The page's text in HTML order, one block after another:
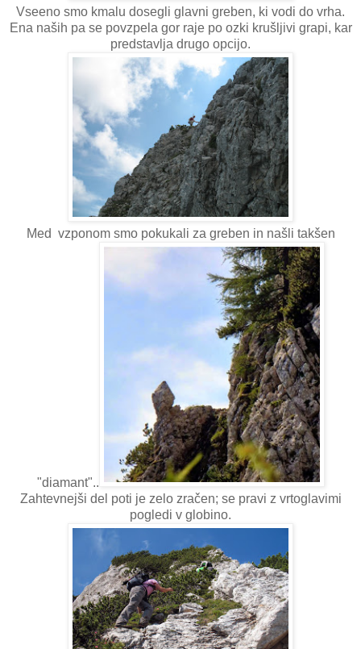
Vseeno smo kmalu dosegli glavni greben, ki vodi do vrha.
Ena naših pa se povzpela gor raje po ozki krušljivi grapi, kar
predstavlja drugo opcijo.
Med vzponom smo pokukali za greben in našli takšen
"diamant"..
Zahtevnejši del poti je zelo zračen; se pravi z vrtoglavimi
pogledi v globino.